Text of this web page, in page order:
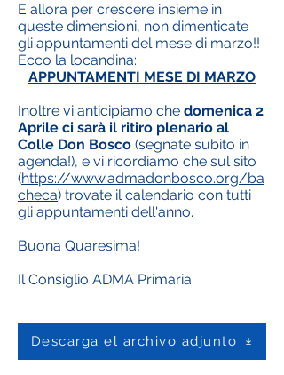
E allora per crescere insieme in
queste dimensioni, non dimenticate
gli appuntamenti del mese di marzo!!
Ecco la locandina:
APPUNTAMENTI MESE DI MARZO
Inoltre vi anticipiamo che domenica 2
Aprile ci sarà il ritiro plenario al
Colle Don Bosco (segnate subito in
agenda!), e vi ricordiamo che sul sito
(https://www.admadonbosco.org/ba
checa) trovate il calendario con tutti
gli appuntamenti dell'anno.
Buona Quaresima!
Il Consiglio ADMA Primaria
Descarga el archivo adjunto